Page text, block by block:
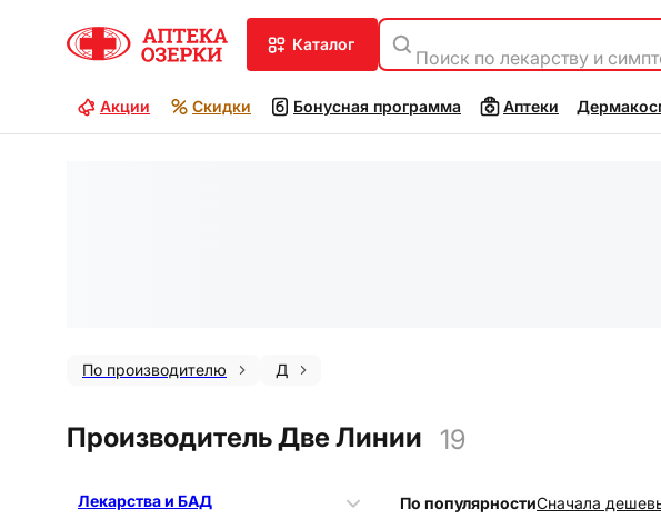
каталог
Поиск по лекарству и
Акции Скидки Бонусная программа Аптеки
По производителю Д
Производитель Две Линии 19
Лекарства и БАД
По популярностиCначала